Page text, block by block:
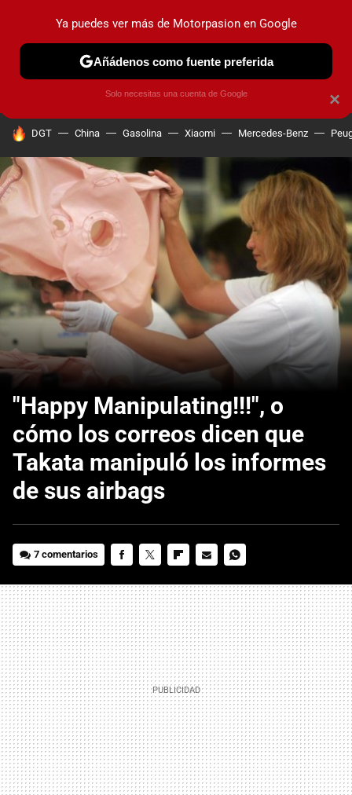
PRUEBAS COCHES ELÉCTRICOS OBSERVATORIO
HOY SE HABLA DE
DGT China Gasolina Xiaomi Mercedes-Benz
"Happy Manipulating!!!", o
cómo los correos dicen que
Takata manipuló los informes
de sus airbags
7 comentarios
MAIL
×
Ya puedes ver más de Motorpasion en Google
Añádenos como fuente preferida
Solo necesitas una cuenta de Google